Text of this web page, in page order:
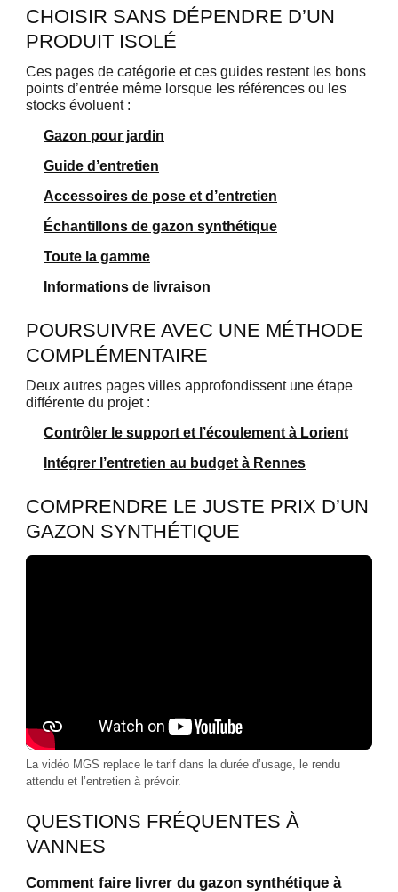
CHOISIR SANS DÉPENDRE D’UN
PRODUIT ISOLÉ
Ces pages de catégorie et ces guides restent les bons
points d’entrée même lorsque les références ou les
stocks évoluent :
Gazon pour jardin
Guide d’entretien
Accessoires de pose et d’entretien
Échantillons de gazon synthétique
Toute la gamme
Informations de livraison
POURSUIVRE AVEC UNE MÉTHODE
COMPLÉMENTAIRE
Deux autres pages villes approfondissent une étape
différente du projet :
Contrôler le support et l’écoulement à Lorient
Intégrer l’entretien au budget à Rennes
COMPRENDRE LE JUSTE PRIX D’UN
GAZON SYNTHÉTIQUE
La vidéo MGS replace le tarif dans la durée d’usage, le rendu
attendu et l’entretien à prévoir.
QUESTIONS FRÉQUENTES À
VANNES
Comment faire livrer du gazon synthétique à